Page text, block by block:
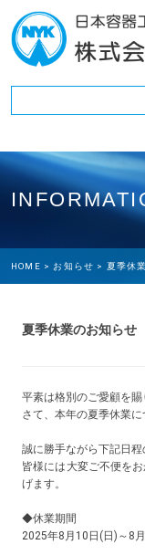
HOME >お知らせ > 夏季休
夏季休業のお知らせ
平素は格別のご愛顧を賜
さて、本年の夏季休業に
誠に勝手ながら下記日程
皆様には大変ご不便を
げます。
◆休業期間
2025年8月10日(日)～8